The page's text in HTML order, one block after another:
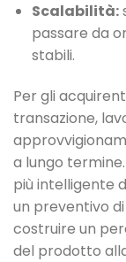
Scalabilità:
passare da
stabili.
Per gli
transazione,
a lungo
più intelligente
un preventivo
costruire un
del prodotto